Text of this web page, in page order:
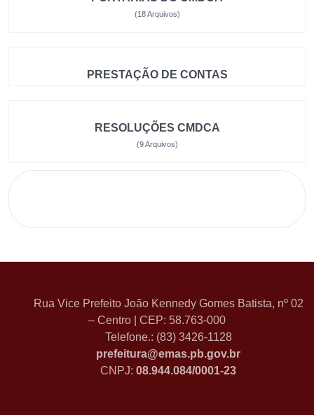
(18 Arquivos)
PRESTAÇÃO DE CONTAS
RESOLUÇÕES CMDCA
(9 Arquivos)
Rua Vice Prefeito João Kennedy Gomes Batista, nº 02
– Centro | CEP: 58.763-000
Telefone.: (83) 3426-1128
prefeitura@emas.pb.gov.br
CNPJ: 08.944.084/0001-23